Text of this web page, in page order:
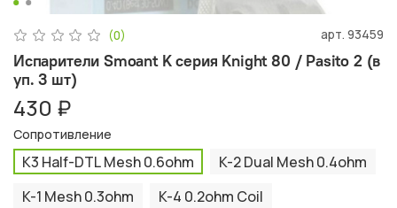
(0) арт. 93459
Испарители Smoant K серия Knight 80 / Pasito 2 (в
уп. 3 шт)
430 ₽
Сопротивление
K3 Half-DTL Mesh 0.6ohm
K-2 Dual Mesh 0.4ohm
K-1 Mesh 0.3ohm
K-4 0.2ohm Coil